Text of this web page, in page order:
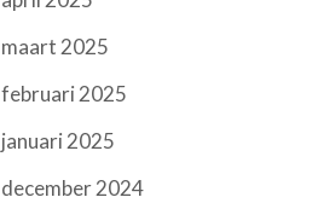
maart 2025
februari 2025
januari 2025
december 2024